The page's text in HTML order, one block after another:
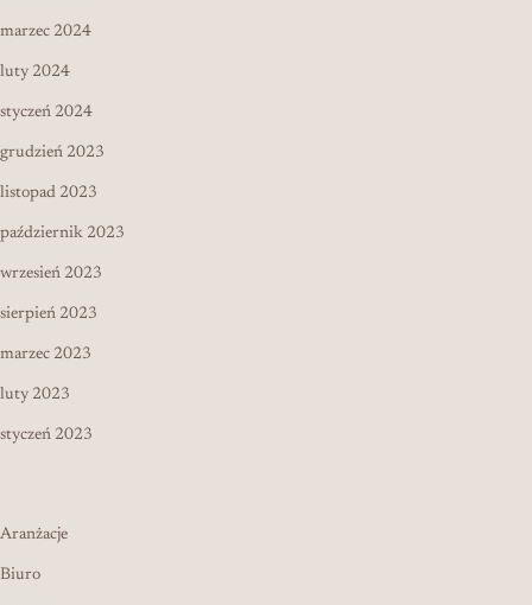
marzec 2024
luty 2024
styczeń 2024
grudzień 2023
listopad 2023
październik 2023
wrzesień 2023
sierpień 2023
marzec 2023
luty 2023
styczeń 2023
Aranżacje
Biuro